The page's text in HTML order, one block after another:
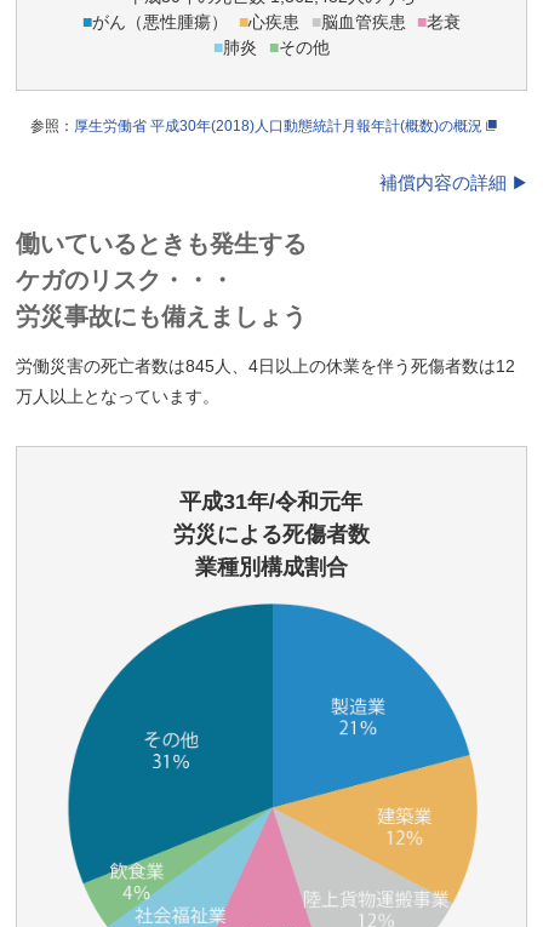
■がん（悪性腫瘍） ■心疾患 ■脳血管疾患 ■老衰
■肺炎 ■その他
参照： 厚生労働省 平成30年(2018)人口動態統計月報年計(概数)の概況
補償内容の詳細
働いているときも発生する
ケガのリスク・・・
労災事故にも備えましょう
労働災害の死亡者数は845人、4日以上の休業を伴う死傷者数は12
万人以上となっています。
平成31年/令和元年
労災による死傷者数
業種別構成割合